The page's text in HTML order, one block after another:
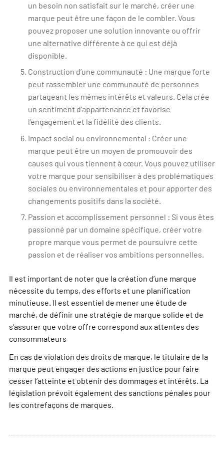
un besoin non satisfait sur le marché, créer une
marque peut être une façon de le combler. Vous
pouvez proposer une solution innovante ou offrir
une alternative différente à ce qui est déjà
disponible.
Construction d’une communauté : Une marque forte
peut rassembler une communauté de personnes
partageant les mêmes intérêts et valeurs. Cela crée
un sentiment d’appartenance et favorise
l’engagement et la fidélité des clients.
Impact social ou environnemental : Créer une
marque peut être un moyen de promouvoir des
causes qui vous tiennent à cœur. Vous pouvez utiliser
votre marque pour sensibiliser à des problématiques
sociales ou environnementales et pour apporter des
changements positifs dans la société.
Passion et accomplissement personnel : Si vous êtes
passionné par un domaine spécifique, créer votre
propre marque vous permet de poursuivre cette
passion et de réaliser vos ambitions personnelles.
Il est important de noter que la création d’une marque
nécessite du temps, des efforts et une planification
minutieuse. Il est essentiel de mener une étude de
marché, de définir une stratégie de marque solide et de
s’assurer que votre offre correspond aux attentes des
consommateurs
En cas de violation des droits de marque, le titulaire de la
marque peut engager des actions en justice pour faire
cesser l’atteinte et obtenir des dommages et intérêts. La
législation prévoit également des sanctions pénales pour
les contrefaçons de marques.